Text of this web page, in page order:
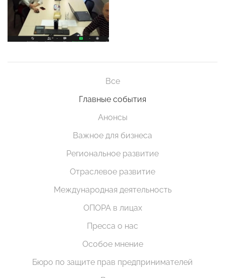
Все
Главные события
Анонсы
Важное для бизнеса
Региональное развитие
Отраслевое развитие
Международная деятельность
ОПОРА в лицах
Пресса о нас
Особое мнение
Бюро по защите прав предпринимателей